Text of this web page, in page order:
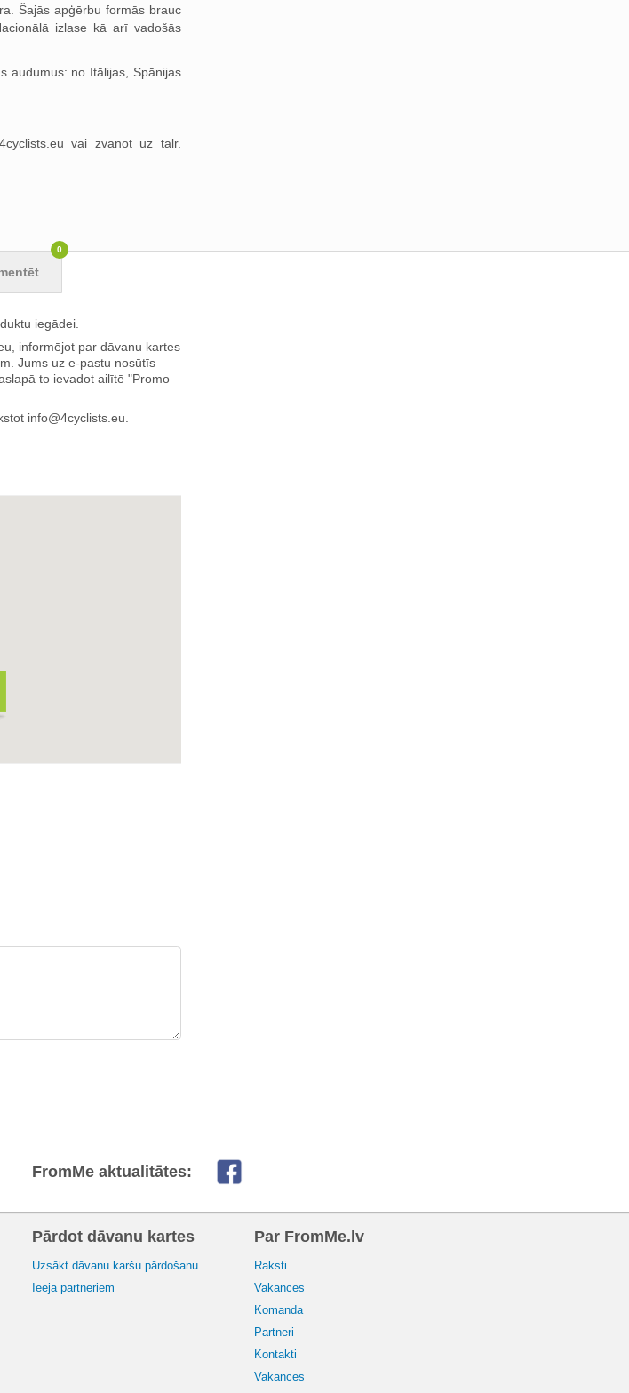
Šajās apģērbu formās brauc
izlase kā arī vadošās
audumus: no Itālijas, Spānijas
vai zvanot uz tālr.
0
iegādei.
, informējot par dāvanu kartes
Jums uz e-pastu nosūtīs
to ievadot ailītē "Promo
info@4cyclists.eu
FromMe aktualitātes:
Pārdot dāvanu kartes
Uzsākt dāvanu karšu pārdošanu
Ieeja partneriem
Par FromMe.lv
Raksti
Vakances
Komanda
Partneri
Kontakti
Vakances